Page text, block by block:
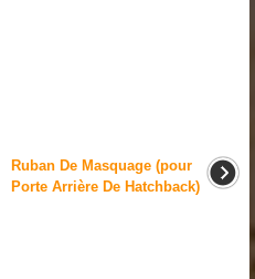
Ruban De Masquage (pour
Porte Arrière De Hatchback)